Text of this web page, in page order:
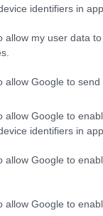
identifiers in
allow my user data
allow Google to
allow Google to
identifiers in
allow Google to
allow Google to
több mint
és Dr. Kozma Róbert